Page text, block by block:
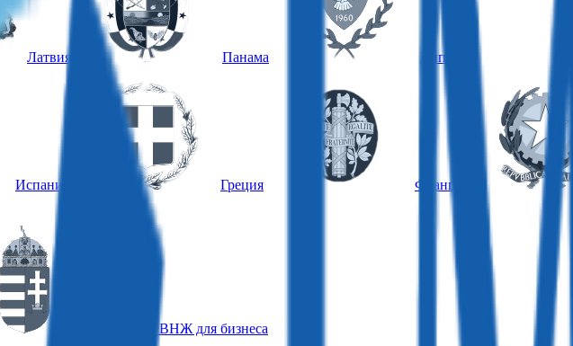
Латвия Панама
Кипр
Испания Греция Франция
Венгрия, ВНЖ для бизнеса